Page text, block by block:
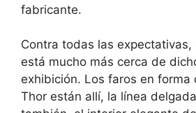
fabricante.
Contra todas las expectativas,
está mucho más cerca de
exhibición. Los faros en forma
Thor están allí, la línea